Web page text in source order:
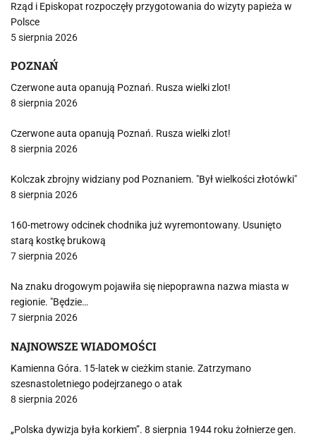
Rząd i Episkopat rozpoczęły przygotowania do wizyty papieża w
Polsce
5 sierpnia 2026
POZNAŃ
Czerwone auta opanują Poznań. Rusza wielki zlot!
8 sierpnia 2026
Czerwone auta opanują Poznań. Rusza wielki zlot!
8 sierpnia 2026
Kolczak zbrojny widziany pod Poznaniem. "Był wielkości złotówki"
8 sierpnia 2026
160-metrowy odcinek chodnika już wyremontowany. Usunięto
starą kostkę brukową
7 sierpnia 2026
Na znaku drogowym pojawiła się niepoprawna nazwa miasta w
regionie. "Będzie…
7 sierpnia 2026
NAJNOWSZE WIADOMOŚCI
Kamienna Góra. 15-latek w cieżkim stanie. Zatrzymano
szesnastoletniego podejrzanego o atak
8 sierpnia 2026
„Polska dywizja była korkiem”. 8 sierpnia 1944 roku żołnierze gen.